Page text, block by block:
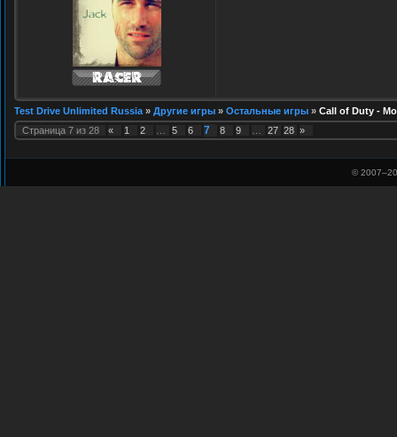
Test Drive Unlimited Russia » Другие игры » Остальные игры » Call of Duty -
Страница 7 из 28 « 1 2 5 6 7 8 9 27 28 »
© 2007–